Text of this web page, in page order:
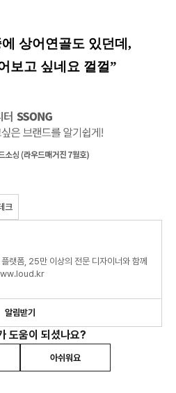
상어연골도 있던데,
보고 싶네요 껄껄”
크
랫폼, 25만 이상의 전문 디자이너와 함께
알림받기
도움이 되셨나요?
아쉬워요